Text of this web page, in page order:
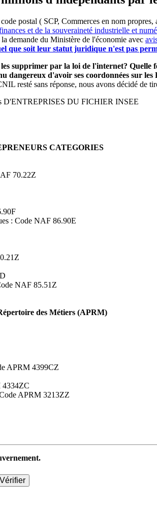
postal ( SCP, Commerces en nom
et de la souveraineté industrielle et
la demande du Ministère de l'économie avec
que soit leur statut juridique n'est pas
supprimer par la loi de l'internet? Quelle
dangereux d'avoir ses coordonnées sur
resté sans réponse, nous avons décidé de
DU FICHIER INSEE
CATEGORIES
70.22Z
: Code NAF 86.90E
NAF 85.51Z
des Métiers (APRM)
APRM 4399CZ
4334ZC
APRM 3213ZZ